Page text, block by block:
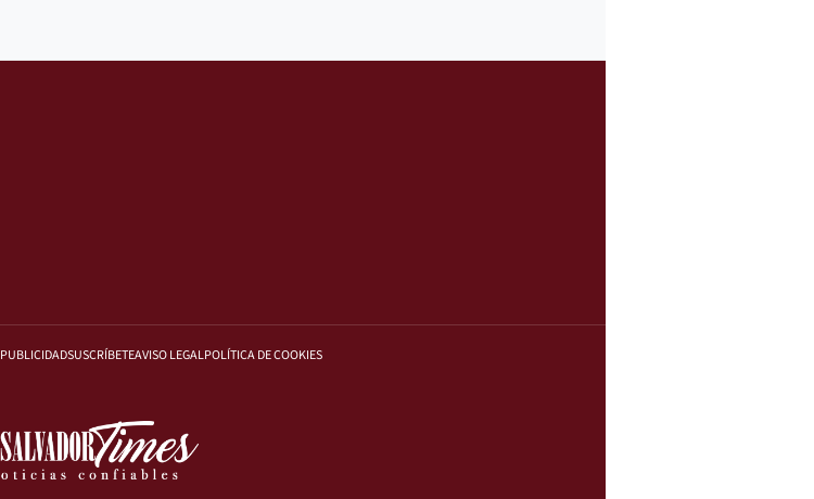
PUBLICIDADSUSCRÍBETEAVISO LEGALPOLÍTICA DE COOKIES